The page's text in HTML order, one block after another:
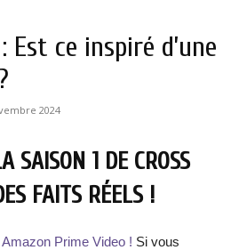
Est ce inspiré d’une
2024
SAISON 1 DE CROSS
FAITS RÉELS !
Prime Video ! Si vous